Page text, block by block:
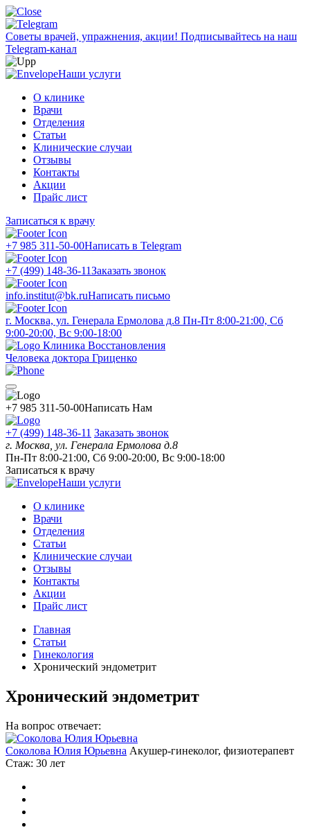
Советы врачей, упражнения, акции! Подписывайтесь на наш
Telegram-канал
Наши услуги
О клинике
Врачи
Отделения
Статьи
Клинические случаи
Отзывы
Контакты
Акции
Прайс лист
Записаться к врачу
+7 985 311-50-00Написать в Telegram
+7 (499) 148-36-11Заказать звонок
info.institut@bk.ruНаписать письмо
г. Москва, ул. Генерала Ермолова д.8 Пн-Пт 8:00-21:00, Сб
9:00-20:00, Вс 9:00-18:00
Клиника Восстановления
Человека доктора Гриценко
+7 985 311-50-00Написать Нам
+7 (499) 148-36-11 Заказать звонок
г. Москва, ул. Генерала Ермолова д.8
Пн-Пт 8:00-21:00, Сб 9:00-20:00, Вс 9:00-18:00
Записаться к врачу
Наши услуги
О клинике
Врачи
Отделения
Статьи
Клинические случаи
Отзывы
Контакты
Акции
Прайс лист
Главная
Статьи
Гинекология
Хронический эндометрит
Хронический эндометрит
На вопрос отвечает:
Соколова Юлия Юрьевна Акушер-гинеколог, физиотерапевт
Стаж: 30 лет